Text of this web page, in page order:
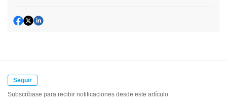
Seguir
Subscríbase para recibir notificaciones desde este artículo.